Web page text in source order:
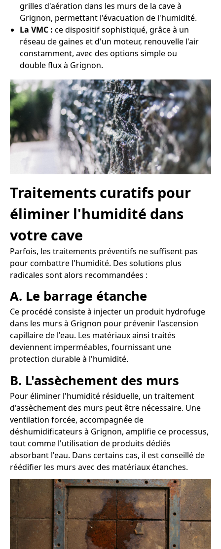
grilles d'aération dans les murs de la cave à
Grignon, permettant l'évacuation de l'humidité.
La VMC : ce dispositif sophistiqué, grâce à un
réseau de gaines et d'un moteur, renouvelle l'air
constamment, avec des options simple ou
double flux à Grignon.
Traitements curatifs pour
éliminer l'humidité dans
votre cave
Parfois, les traitements préventifs ne suffisent pas
pour combattre l'humidité. Des solutions plus
radicales sont alors recommandées :
A. Le barrage étanche
Ce procédé consiste à injecter un produit hydrofuge
dans les murs à Grignon pour prévenir l'ascension
capillaire de l'eau. Les matériaux ainsi traités
deviennent imperméables, fournissant une
protection durable à l'humidité.
B. L'assèchement des murs
Pour éliminer l'humidité résiduelle, un traitement
d'assèchement des murs peut être nécessaire. Une
ventilation forcée, accompagnée de
déshumidificateurs à Grignon, amplifie ce processus,
tout comme l'utilisation de produits dédiés
absorbant l'eau. Dans certains cas, il est conseillé de
réédifier les murs avec des matériaux étanches.